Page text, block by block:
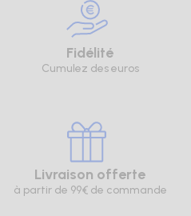
Fidélité
Cumulez des euros
Livraison offerte
à partir de 99€ de commande